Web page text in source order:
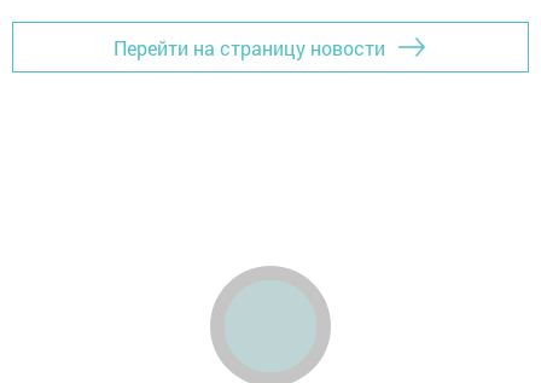
Перейти на страницу новости